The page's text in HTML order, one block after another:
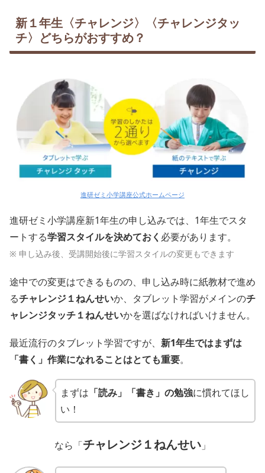
新１年生〈チャレンジ〉〈チャレンジタッ
チ〉どちらがおすすめ？
進研ゼミ小学講座公式ホームページ
進研ゼミ小学講座新1年生の申し込みでは、1年生でスタ
ートする学習スタイルを決めておく 必要があります。
※ 申し込み後、受講開始後に学習スタイルの変更もできます
途中での変更はできるものの、申し込み時に紙教材で進め
るチャレンジ１ねんせいか、タブレット学習がメインのチ
ャレンジタッチ１ねんせいかを選ばなければいけません。
最近流行のタブレット学習ですが、 新1年生ではまずは
「書く」作業になれることはとても重要。
まずは 「読み」「書き」の勉強に慣れてほし
い！
なら「チャレンジ１ねんせい 」